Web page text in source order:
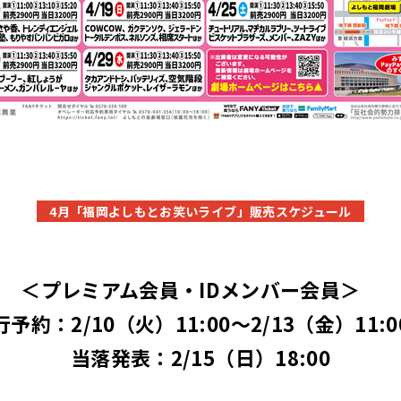
4月「福岡よしもとお笑いライブ」販売スケジュール
＜プレミアム会員・IDメンバー会員＞
予約：2/10（火）11:00～2/13（金）
当落発表：2/15（日）18:00